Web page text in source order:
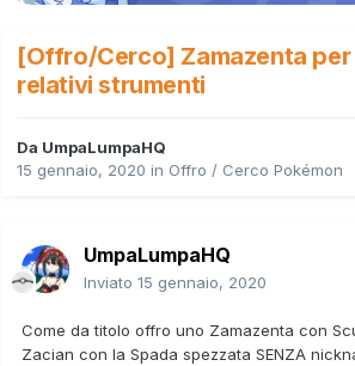
[Offro/Cerco] Zamazenta per
relativi strumenti
Da UmpaLumpaHQ
15 gennaio, 2020 in Offro / Cerco Pokémon
UmpaLumpaHQ
Inviato 15 gennaio, 2020
Come da titolo offro uno Zamazenta con
Zacian con la Spada spezzata SENZA